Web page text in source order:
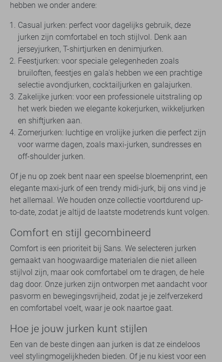
hebben we onder andere:
Casual jurken: perfect voor dagelijks gebruik, deze
jurken zijn comfortabel en toch stijlvol. Denk aan
jerseyjurken, T-shirtjurken en denimjurken.
Feestjurken: voor speciale gelegenheden zoals
bruiloften, feestjes en gala's hebben we een prachtige
selectie avondjurken, cocktailjurken en galajurken.
Zakelijke jurken: voor een professionele uitstraling op
het werk bieden we elegante kokerjurken, wikkeljurken
en shiftjurken aan.
Zomerjurken: luchtige en vrolijke jurken die perfect zijn
voor warme dagen, zoals maxi-jurken, sundresses en
off-shoulder jurken.
Of je nu op zoek bent naar een speelse bloemenprint, een
elegante maxi-jurk of een trendy midi-jurk, bij ons vind je
het allemaal. We houden onze collectie voortdurend up-
to-date, zodat je altijd de laatste modetrends kunt volgen.
Comfort en stijl gecombineerd
Comfort is een prioriteit bij Sans. We selecteren jurken
gemaakt van hoogwaardige materialen die niet alleen
stijlvol zijn, maar ook comfortabel om te dragen, de hele
dag door. Onze jurken zijn ontworpen met aandacht voor
pasvorm en bewegingsvrijheid, zodat je je zelfverzekerd
en comfortabel voelt, waar je ook naartoe gaat.
Hoe je jouw jurken kunt stijlen
Een van de beste dingen aan jurken is dat ze eindeloos
veel stylingmogelijkheden bieden. Of je nu kiest voor een